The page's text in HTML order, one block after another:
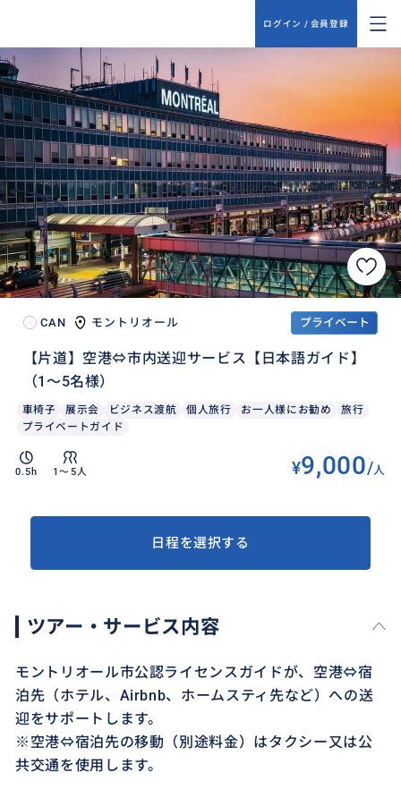
ログイン / 会員登録
CAN モントリオール プライベート
【片道】空港⇔市内送迎サービス【日本語ガイド】
（1～5名様）
車椅子 展示会 ビジネス渡航 個人旅行 お一人様にお勧め
旅行
プライベートガイド
0.5h 1〜5人 ¥9,000/人
日程を選択する
ツアー・サービス内容
モントリオール市公認ライセンスガイドが、空港⇔宿
泊先（ホテル、Airbnb、ホームスティ先など）への送
迎をサポートします。
※空港⇔宿泊先の移動（別途料金）はタクシー又は公
共交通を使用します。